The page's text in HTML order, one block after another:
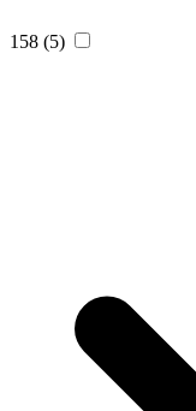
158 (5)